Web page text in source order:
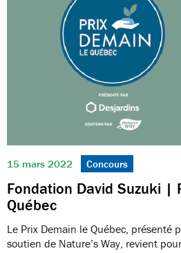
15 mars 2022 Concours
Fondation David Suzuki |
Québec
Le Prix Demain le Québec, présenté
soutien de Nature’s Way, revient